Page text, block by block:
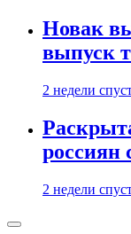
Новак
выпуск
2 недели
россиян
2 недели